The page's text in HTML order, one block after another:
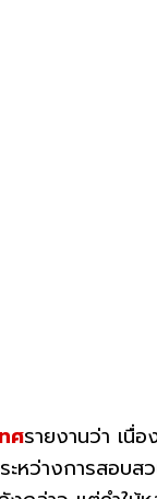
ศรายงานว่า เนื่
ะหว่างการสอบส